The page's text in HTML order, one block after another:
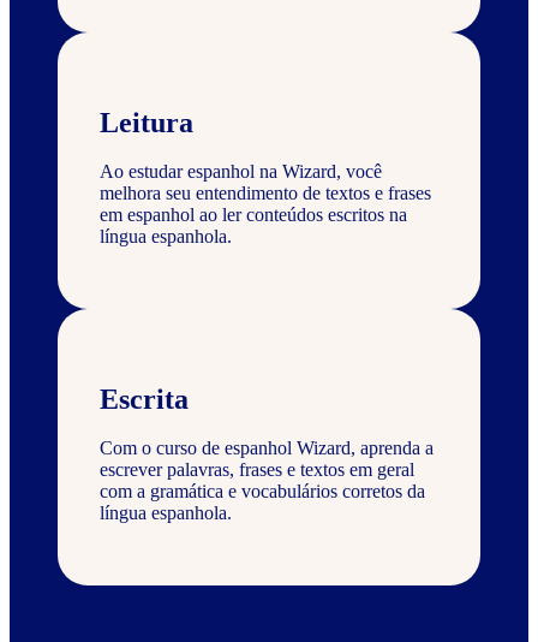
Leitura
Ao estudar espanhol na Wizard, você
melhora seu entendimento de textos e frases
em espanhol ao ler conteúdos escritos na
língua espanhola.
Escrita
Com o curso de espanhol Wizard, aprenda a
escrever palavras, frases e textos em geral
com a gramática e vocabulários corretos da
língua espanhola.